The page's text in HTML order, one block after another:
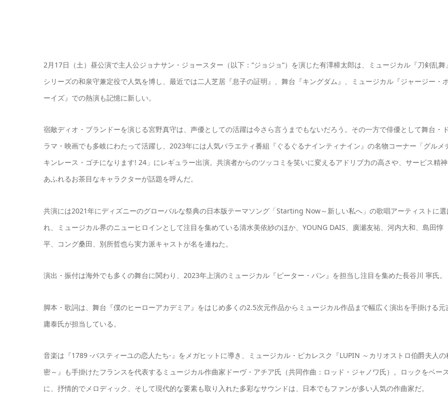
2月17日（土）昼公演で主人公ジョナサン・ジョースター（以下：“ジョジョ“）を演じた有澤樟太郎は、ミュージカル『刀剣乱舞
シリーズの和泉守兼定役で人気を博し、最近では二人芝居『息子の証明』、舞台『キングダム』、ミュージカル『ジャージー・
ーイズ』での熱演も記憶に新しい。
宿敵ディオ・ブランドーを演じる宮野真守は、声優としての活躍は今さら言うまでもないだろう。その一方で俳優として舞台・
ラマ・映画でも多岐にわたって活躍し、2023年には人気バラエティ番組『ぐるぐるナインティナイン』の名物コーナー「グルメ
キンレース・ゴチになります! 24」にレギュラー出演。共演者からのツッコミを笑いに変えるアドリブ力の高さや、サービス精神
あふれるお茶目なキャラクターが話題を呼んだ。
共演には2021年にディズニーのグローバルな祭典の日本版テーマソング「Starting Now～新しい私へ」の歌唱アーティストに
れ、ミュージカル界のニューヒロインとして注目を集めている清水美依紗のほか、YOUNG DAIS、廣瀬友祐、河内大和、島田惇
平、コング桑田、別所哲也ら実力派キャストが名を連ねた。
演出・振付は海外でも多くの舞台に関わり、2023年上演のミュージカル『ピーター・パン』を担当し注目を集めた長谷川 寧氏。
脚本・歌詞は、舞台『僕のヒーローアカデミア』をはじめ多くの2.5次元作品からミュージカル作品まで幅広く演出を手掛ける元
庸泰氏が担当している。
音楽は『1789 -バスティーユの恋人たち-』をメガヒットに導き、ミュージカル・ピカレスク『LUPIN ～カリオストロ伯爵夫人の
密～』も手掛けたフランスを代表するミュージカル作曲家ドーヴ・アチア氏（共同作曲：ロッド・ジャノワ氏）。ロックをベー
に、抒情的でメロディック、そして現代的な要素も取り入れた多彩なサウンドは、日本でもファンが多い人気の作曲家だ。